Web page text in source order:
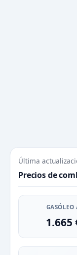
Última
Precios de
GASÓLEO
1.665